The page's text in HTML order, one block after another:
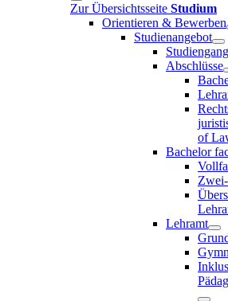
Zur Übersichtsseite Studium
Orientieren & Bewerben
Studienangebot
Abschlüsse
of
Bachelor
Lehramt